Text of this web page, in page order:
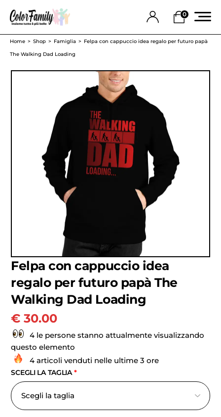
0
Home Shop Famiglia
Felpa con cappuccio idea regalo per futuro papà
The Walking Dad Loading
Felpa con cappuccio idea
regalo per futuro papà The
Walking Dad Loading
€ 30.00
4 le persone stanno attualmente visualizzando
questo elemento
4 articoli venduti nelle ultime 3 ore
SCEGLI LA TAGLIA*